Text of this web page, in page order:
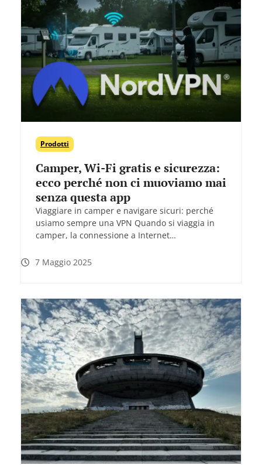
Prodotti
Camper, Wi-Fi gratis e sicurezza:
ecco perché non ci muoviamo mai
senza questa app
Viaggiare in camper e navigare sicuri: perché
usiamo sempre una VPN Quando si viaggia in
camper, la connessione a Internet…
7 Maggio 2025